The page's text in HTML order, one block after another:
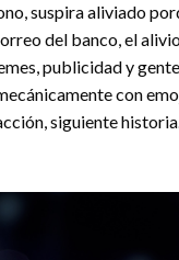
suspira aliviado
del banco, el
publicidad y
con
siguiente